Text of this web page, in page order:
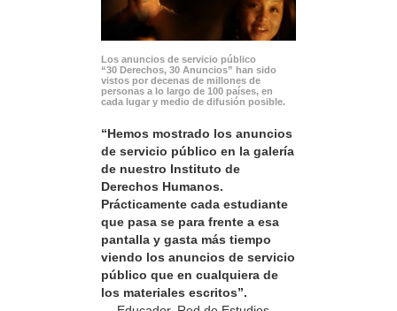
Los anuncios de servicio público
“30 Derechos, 30 Anuncios” han sido
vistos por decenas de millones de
personas a lo largo de 100 países, en
cada lugar y medio de difusión posible.
“Hemos mostrado los anuncios
de servicio público en la galería
de nuestro Instituto de
Derechos Humanos.
Prácticamente cada estudiante
que pasa se para frente a esa
pantalla y gasta más tiempo
viendo los anuncios de servicio
público que en cualquiera de
los materiales escritos”.